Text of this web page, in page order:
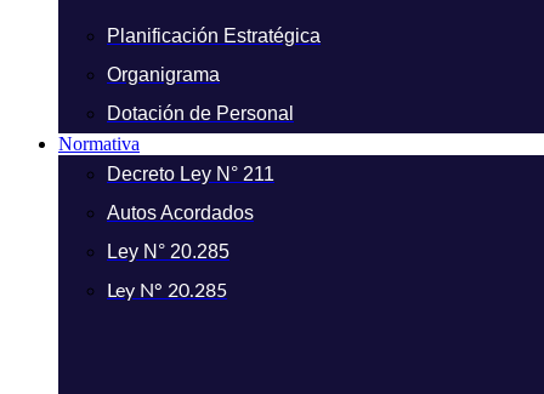
Planificación Estratégica
Organigrama
Dotación de Personal
Normativa
Decreto Ley N° 211
Autos Acordados
Ley N° 20.285
Ley N° 20.285